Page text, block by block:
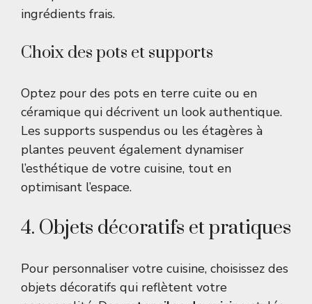
ingrédients frais.
Choix des pots et supports
Optez pour des pots en terre cuite ou en
céramique qui décrivent un look authentique.
Les supports suspendus ou les étagères à
plantes peuvent également dynamiser
l’esthétique de votre cuisine, tout en
optimisant l’espace.
4. Objets décoratifs et pratiques
Pour personnaliser votre cuisine, choisissez des
objets décoratifs qui reflètent votre